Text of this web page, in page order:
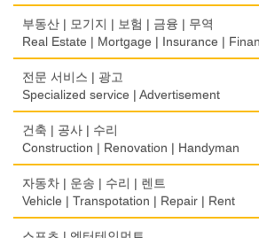
식당장비
Food Equipment
식품점
Korean Food
Food Manufacturing
와인제조
정육점
Psychologist/Psychiatrist
안경점
Optical Stores
의료기구
Medical Instruments
Denturist
한의원/한약
Oriental Herb/Acupuncture
Children's Ware
Wedding
인터넷 쇼핑
Internet Shopping
결혼상담
Marriage Consulting
Florist
사무기기
Office Equipment
Stationery/Office Equipment
Book Store
운전학원
Driving School
한글학교
Korean Language School
금전등록기
Cash Register
인터넷 서비스/까페
Internet Service/Cafe
전자제품 판매/수리
Electronic Goods Sales/Repair
Telephone/Communication Service
컴퓨터 판매/수리
부동산 | 모기지 | 보험 | 금융 | 무역
Real Estate | Mortgage | Insurance |
도매
Wholesale
모기지
Mortgage
International Trade
전문 서비스 | 광고
Specialized service | Advertisement
광고/그래픽 디자인
Advertising/Graphic Design
광고 에이전트
Advertising Agency
경보/도난방지
건축 | 공사 | 수리
Construction | Renovation | Handyman
건축시공/개조
Construction/Home Renovation
건축설계사
자동차 | 운송 | 수리 | 렌트
Vehicle | Transpotation | Repair | Rent
운송/통관/이삿짐